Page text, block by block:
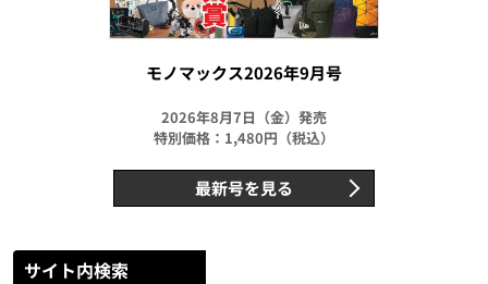
モノマックス2026年9月号
2026年8月7日（金）発売
特別価格：1,480円（税込）
最新号を見る
サイト内検索